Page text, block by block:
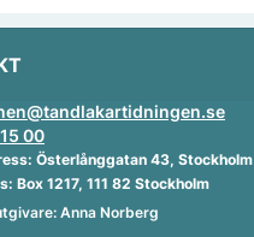
00
Österlånggatan 43, Stockholm
Box 1217, 111 82 Stockholm
Anna Norberg